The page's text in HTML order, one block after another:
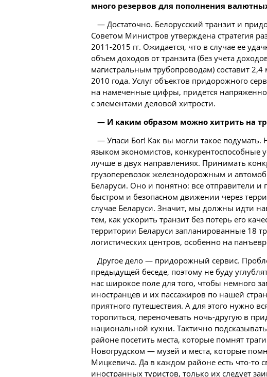
много резервов для пополнения
— Достаточно. Белорусский транзит и
Советом Министров утверждена стратегия
2011-2015 гг. Ожидается, что в случае ее
объем доходов от транзита (без учета
магистральным трубопроводам) составит
2010 года. Услуг объектов придорожного
на намеченные цифры, придется
с элементами деловой хитрости.
— И каким образом можно хитрить на
— Упаси Бог! Как вы могли такое подумать.
языком экономистов, конкурентоспособные
лучше в двух направлениях. Принимать
грузоперевозок железнодорожным и
Беларуси. Оно и понятно: все отправители и
быстром и безопасном движении через
случае Беларуси. Значит, мы должны идти
тем, как ускорить транзит без потерь его
территории Беларуси запланированные 18
логистических центров, особенно на
Другое дело — придорожный сервис.
предыдущей беседе, поэтому не буду
нас широкое поле для того, чтобы немного
иностранцев и их пассажиров по нашей
приятного путешествия. А для этого нужно
торопиться, переночевать ночь-другую в
национальной кухни. Тактично
районе посетить места, которые помнят
Новогрудском — музей и места, которые
Мицкевича. Да в каждом районе есть что-то
иностранных туристов, только их следует